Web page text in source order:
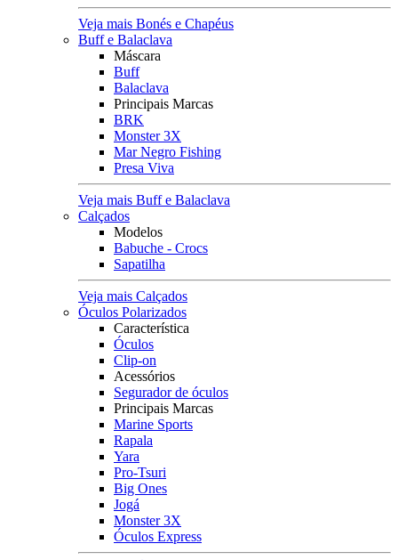
Veja mais Bonés e Chapéus
Buff e Balaclava
Máscara
Buff
Balaclava
Principais Marcas
BRK
Monster 3X
Mar Negro Fishing
Presa Viva
Veja mais Buff e Balaclava
Calçados
Modelos
Babuche - Crocs
Sapatilha
Veja mais Calçados
Óculos Polarizados
Característica
Óculos
Clip-on
Acessórios
Segurador de óculos
Principais Marcas
Marine Sports
Rapala
Yara
Pro-Tsuri
Big Ones
Jogá
Monster 3X
Óculos Express